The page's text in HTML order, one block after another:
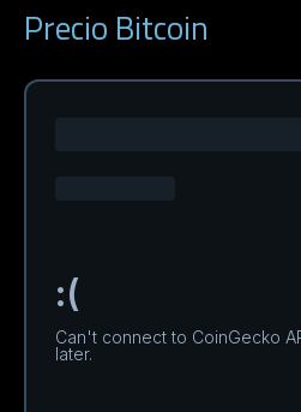
Precio Bitcoin